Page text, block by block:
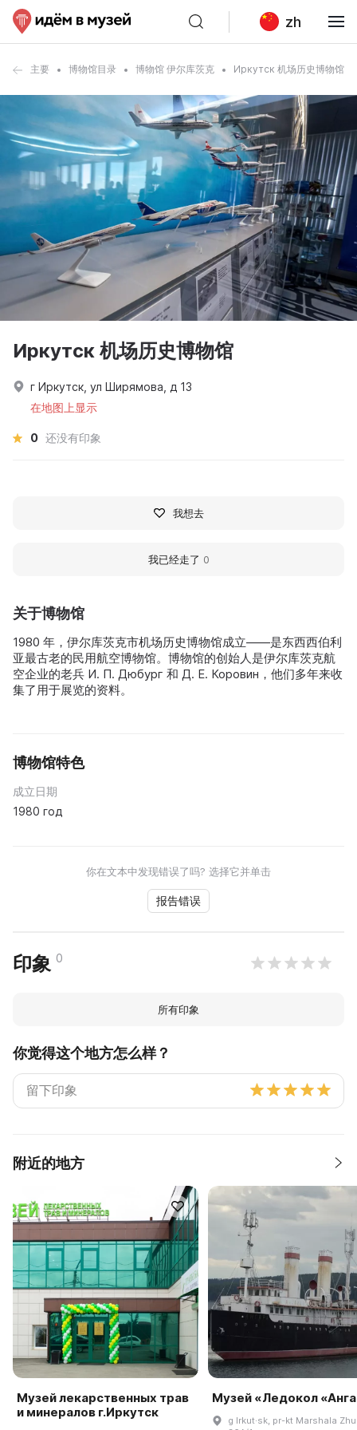
zh
主要 博物馆目录 博物馆 伊尔库茨克 Иркутск 机场历史博物馆
关于博物馆
1980 年，伊尔库茨克市机场历史博物馆成立——是东西西伯利
亚最古老的民用航空博物馆。博物馆的创始人是伊尔库茨克航
空企业的老兵 И. П. Дюбург 和 Д. Е. Коровин，他们多年来收
集了用于展览的资料。
博物馆特色
成立日期
1980 год
你在文本中发现错误了吗? 选择它并单击
报告错误
印象 0
所有印象
你觉得这个地方怎么样？
附近的地方
Музей лекарственных трав
и минералов г.Иркутск
Музей «Ледокол
g Irkut·sk, pr-kt Marshala
Иркутск 机场历史博物馆
г Иркутск, ул Ширямова, д 13
在地图上显示
0 还没有印象
我想去
我已经走了 0